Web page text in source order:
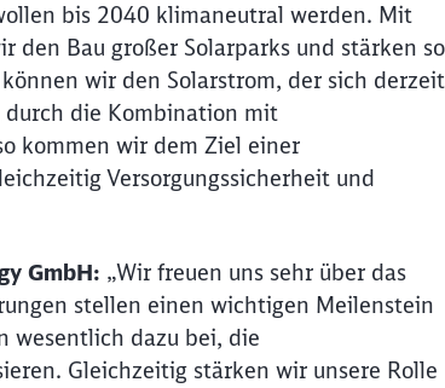
bis 2040 klimaneutral werden. Mit
Bau großer Solarparks und stärken so
wir den Solarstrom, der sich derzeit
durch die Kombination mit
kommen wir dem Ziel einer
Versorgungssicherheit und
GmbH: „Wir freuen uns sehr über das
stellen einen wichtigen Meilenstein
wesentlich dazu bei, die
Gleichzeitig stärken wir unsere Rolle
Sie zuweitergeleitet werden?
Abbrechen Weiter